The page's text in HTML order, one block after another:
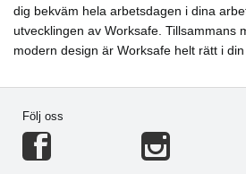
dig bekväm hela arbetsdagen i dina
utvecklingen av Worksafe. Tillsammans
modern design är Worksafe helt rätt i din
Följ oss